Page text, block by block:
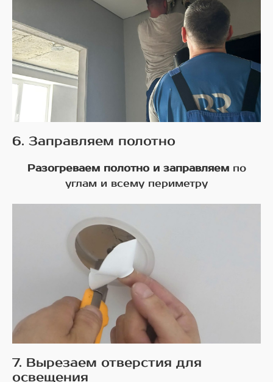
6. Заправляем полотно
Разогреваем полотно и заправляемпо
углам и всему периметру
7. Вырезаем отверстия для
освещения